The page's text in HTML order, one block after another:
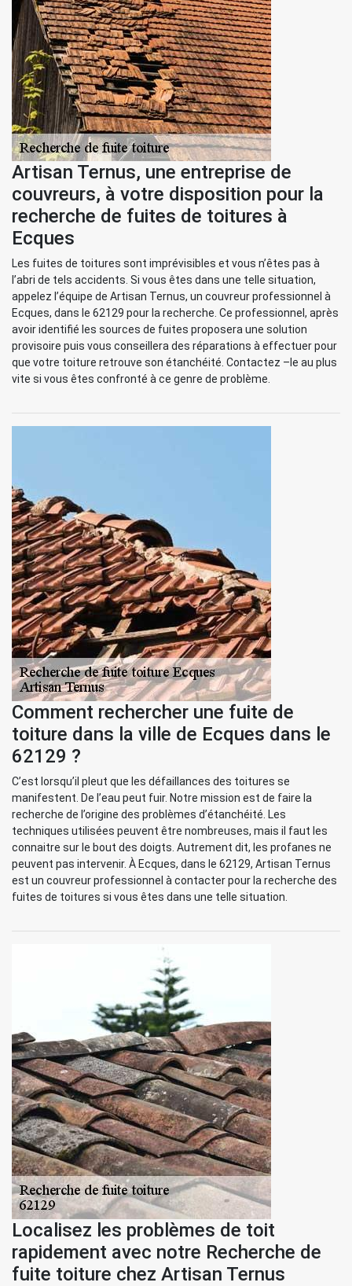
Artisan Ternus, une entreprise de
couvreurs, à votre disposition pour la
recherche de fuites de toitures à
Ecques
Les fuites de toitures sont imprévisibles et vous n’êtes pas à
l’abri de tels accidents. Si vous êtes dans une telle situation,
appelez l’équipe de Artisan Ternus, un couvreur professionnel à
Ecques, dans le 62129 pour la recherche. Ce professionnel, après
avoir identifié les sources de fuites proposera une solution
provisoire puis vous conseillera des réparations à effectuer pour
que votre toiture retrouve son étanchéité. Contactez –le au plus
vite si vous êtes confronté à ce genre de problème.
Comment rechercher une fuite de
toiture dans la ville de Ecques dans le
62129 ?
C’est lorsqu’il pleut que les défaillances des toitures se
manifestent. De l’eau peut fuir. Notre mission est de faire la
recherche de l’origine des problèmes d’étanchéité. Les
techniques utilisées peuvent être nombreuses, mais il faut les
connaitre sur le bout des doigts. Autrement dit, les profanes ne
peuvent pas intervenir. À Ecques, dans le 62129, Artisan Ternus
est un couvreur professionnel à contacter pour la recherche des
fuites de toitures si vous êtes dans une telle situation.
Localisez les problèmes de toit
rapidement avec notre Recherche de
fuite toiture chez Artisan Ternus